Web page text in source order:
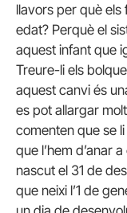
llavors per què els
edat? Perquè el
aquest infant que
Treure-li els
aquest canvi és
es pot allargar
comenten que se
que l’hem d’anar
nascut el 31 de
que neixi l’1 de